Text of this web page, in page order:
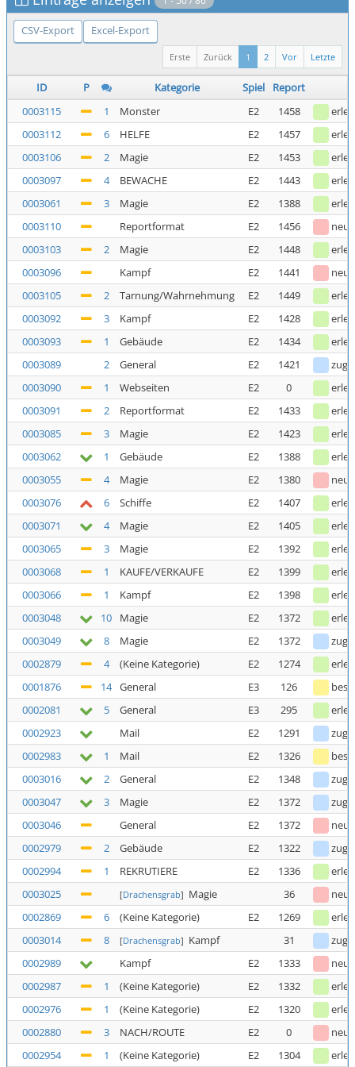
CSV-Export Excel-Export
Letzte
Vor
2
1
Zurück
Erste
ID P Kategorie Spiel
Report
0003115
1 Monster E2 1458
0003112
6 HELFE E2 1457
0003106
2 Magie E2 1453
0003097
4 BEWACHE E2 1443
0003061
3 Magie E2 1388
0003110
Reportformat E2 1456
neu
0003103
2 Magie E2 1448
0003096
Kampf E2 1441
neu
0003105
2 Tarnung/Wahrnehmung E2 1449
0003092
3 Kampf E2 1428
0003093
1 Gebäude E2 1434
0003089
2 General E2 1421
0003090
1 Webseiten E2 0
0003091
2 Reportformat E2 1433
0003085
3 Magie E2 1423
0003062
1 Gebäude E2 1388
0003055
4 Magie E2 1380
neu
0003076
6 Schiffe E2 1407
0003071
4 Magie E2 1405
0003065
3 Magie E2 1392
0003068
1 KAUFE/VERKAUFE E2 1399
0003066
1 Kampf E2 1398
0003048
10 Magie E2 1372
0003049
8 Magie E2 1372
0002879
4 (Keine Kategorie) E2 1274
0001876
14 General E3 126
0002081
5 General E3 295
0002923
Mail E2 1291
0002983
1 Mail E2 1326
0003016
2 General E2 1348
0003047
3 Magie E2 1372
0003046
General E2 1372
neu
0002979
2 Gebäude E2 1322
0002994
1 REKRUTIERE E2 1336
0003025
[Drachensgrab] Magie 36
neu
0002869
6 (Keine Kategorie) E2 1269
0003014
8 [Drachensgrab] Kampf 31
0002989
Kampf E2 1333
neu
0002987
1 (Keine Kategorie) E2 1332
0002976
1 (Keine Kategorie) E2 1320
0002880
3 NACH/ROUTE E2 0
neu
0002954
1 (Keine Kategorie) E2 1304